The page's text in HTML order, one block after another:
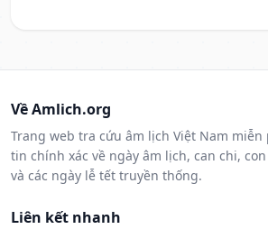
Về Amlich.org
Trang web tra cứu âm lịch Việt Nam
tin chính xác về ngày âm lịch, can chi,
và các ngày lễ tết truyền thống.
Liên kết nhanh